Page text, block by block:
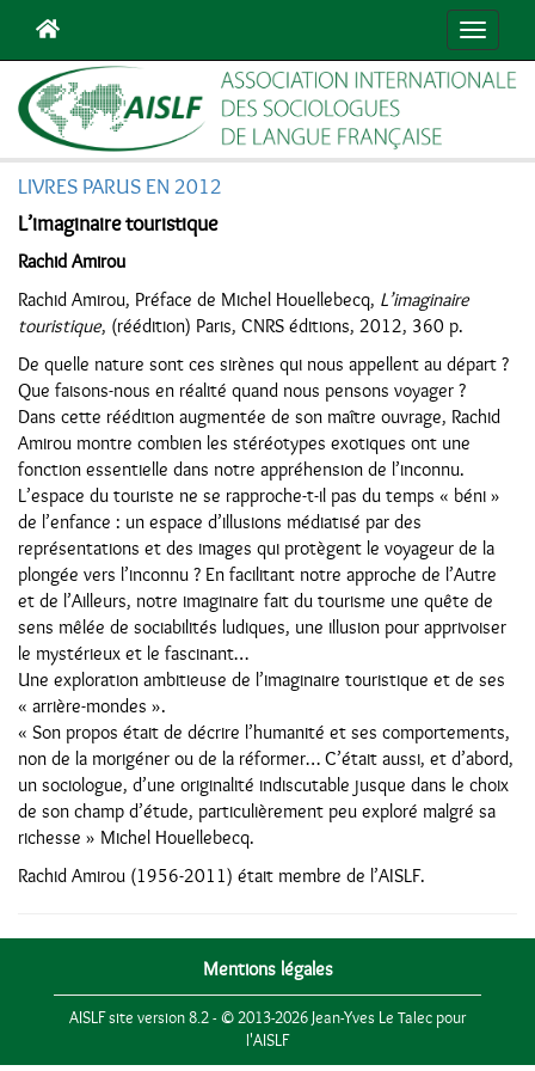
LIVRES PARUS EN 2012
L’imaginaire touristique
Rachid Amirou
Rachid Amirou, Préface de Michel Houellebecq, L’imaginaire
touristique, (réédition) Paris, CNRS éditions, 2012, 360 p.
De quelle nature sont ces sirènes qui nous appellent au départ ?
Que faisons-nous en réalité quand nous pensons voyager ?
Dans cette réédition augmentée de son maître ouvrage, Rachid
Amirou montre combien les stéréotypes exotiques ont une
fonction essentielle dans notre appréhension de l’inconnu.
L’espace du touriste ne se rapproche-t-il pas du temps « béni »
de l’enfance : un espace d’illusions médiatisé par des
représentations et des images qui protègent le voyageur de la
plongée vers l’inconnu ? En facilitant notre approche de l’Autre
et de l’Ailleurs, notre imaginaire fait du tourisme une quête de
sens mêlée de sociabilités ludiques, une illusion pour apprivoiser
le mystérieux et le fascinant…
Une exploration ambitieuse de l’imaginaire touristique et de ses
« arrière-mondes ».
« Son propos était de décrire l’humanité et ses comportements,
non de la morigéner ou de la réformer… C’était aussi, et d’abord,
un sociologue, d’une originalité indiscutable jusque dans le choix
de son champ d’étude, particulièrement peu exploré malgré sa
richesse » Michel Houellebecq.
Rachid Amirou (1956-2011) était membre de l’AISLF.
Mentions légales
AISLF site version 8.2 - © 2013-2026 Jean-Yves Le Talec pour
l'AISLF